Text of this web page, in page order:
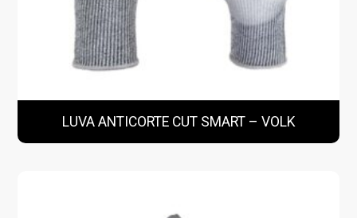
LUVA ANTICORTE CUT SMART – VOLK